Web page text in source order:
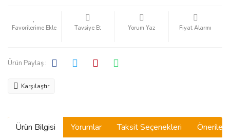
Tavsiye Et Yorum Yaz Fiyat Alarmı
Ürün Paylaş :
Karşılaştır
Ürün Bilgisi Yorumlar Taksit Seçenekleri